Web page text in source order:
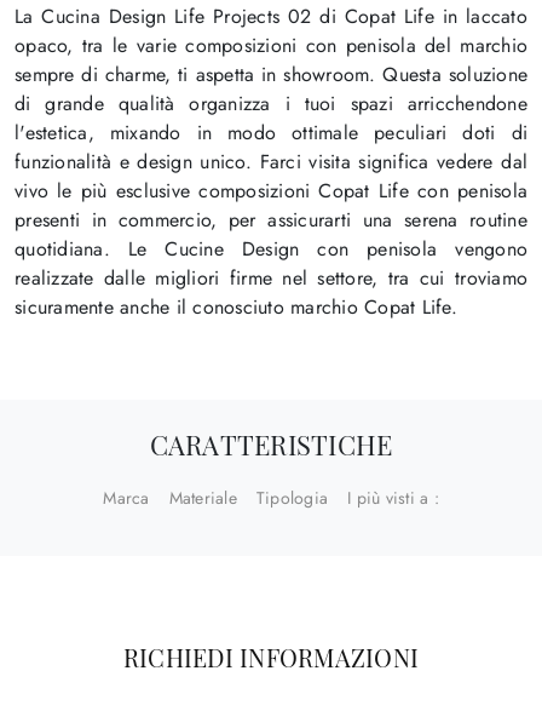
La Cucina Design Life Projects 02 di Copat Life in laccato
opaco, tra le varie composizioni con penisola del marchio
sempre di charme, ti aspetta in showroom. Questa soluzione
di grande qualità organizza i tuoi spazi arricchendone
l'estetica, mixando in modo ottimale peculiari doti di
funzionalità e design unico. Farci visita significa vedere dal
vivo le più esclusive composizioni Copat Life con penisola
presenti in commercio, per assicurarti una serena routine
quotidiana. Le Cucine Design con penisola vengono
realizzate dalle migliori firme nel settore, tra cui troviamo
sicuramente anche il conosciuto marchio Copat Life.
CARATTERISTICHE
Marca Materiale Tipologia I più visti a :
RICHIEDI INFORMAZIONI